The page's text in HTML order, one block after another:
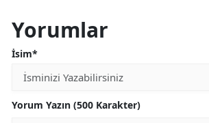
Yorumlar
İsim*
Yorum Yazın (500 Karakter)